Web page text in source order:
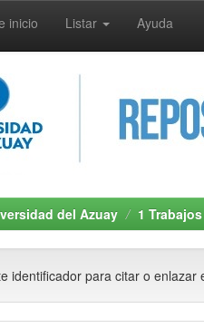
inicio Listar Ayuda
del Azuay 1 Trabajos
identificador para citar o enlazar